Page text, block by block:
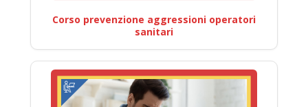
Corso prevenzione aggressioni operatori
sanitari